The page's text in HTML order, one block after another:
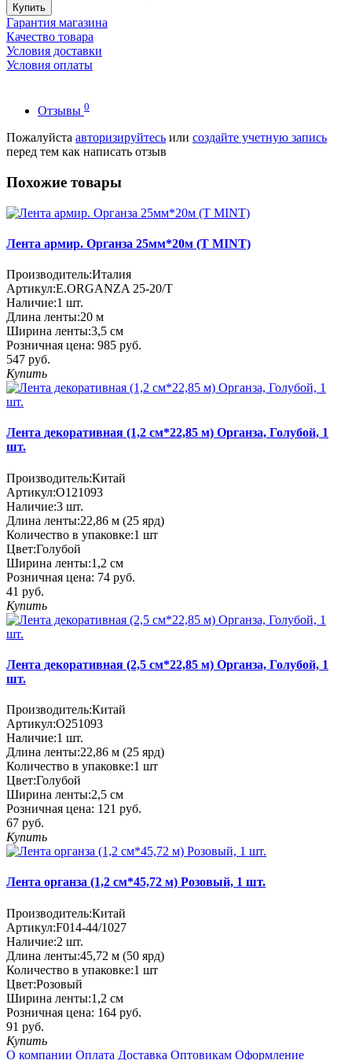
Купить
Гарантия магазина
Качество товара
Условия доставки
Условия оплаты
Отзывы 0
Пожалуйста авторизируйтесь или создайте учетную запись
перед тем как написать отзыв
Похожие товары
Лента армир. Органза 25мм*20м (T MINT)
Производитель:Италия
Артикул:E.ORGANZA 25-20/T
Наличие:1 шт.
Длина ленты:20 м
Ширина ленты:3,5 см
Розничная цена: 985 руб.
547 руб.
Купить
Лента декоративная (1,2 см*22,85 м) Органза, Голубой, 1
шт.
Производитель:Китай
Артикул:O121093
Наличие:3 шт.
Длина ленты:22,86 м (25 ярд)
Количество в упаковке:1 шт
Цвет:Голубой
Ширина ленты:1,2 см
Розничная цена: 74 руб.
41 руб.
Купить
Лента декоративная (2,5 см*22,85 м) Органза, Голубой, 1
шт.
Производитель:Китай
Артикул:O251093
Наличие:1 шт.
Длина ленты:22,86 м (25 ярд)
Количество в упаковке:1 шт
Цвет:Голубой
Ширина ленты:2,5 см
Розничная цена: 121 руб.
67 руб.
Купить
Лента органза (1,2 см*45,72 м) Розовый, 1 шт.
Производитель:Китай
Артикул:F014-44/1027
Наличие:2 шт.
Длина ленты:45,72 м (50 ярд)
Количество в упаковке:1 шт
Цвет:Розовый
Ширина ленты:1,2 см
Розничная цена: 164 руб.
91 руб.
Купить
О компании Оплата Доставка Оптовикам Оформление